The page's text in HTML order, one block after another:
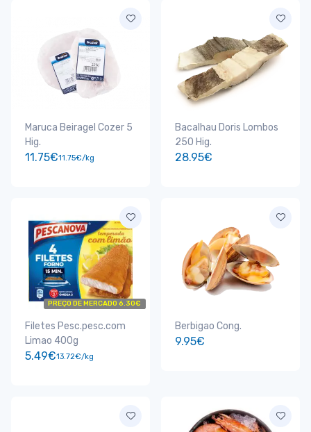
Maruca Beiragel Cozer 5
Hig.
11.75€11.75€/kg
Bacalhau Doris Lombos
250 Hig.
28.95€
PREÇO DE MERCADO 6.30€
Filetes Pesc.pesc.com
Limao 400g
5.49€13.72€/kg
Berbigao Cong.
9.95€